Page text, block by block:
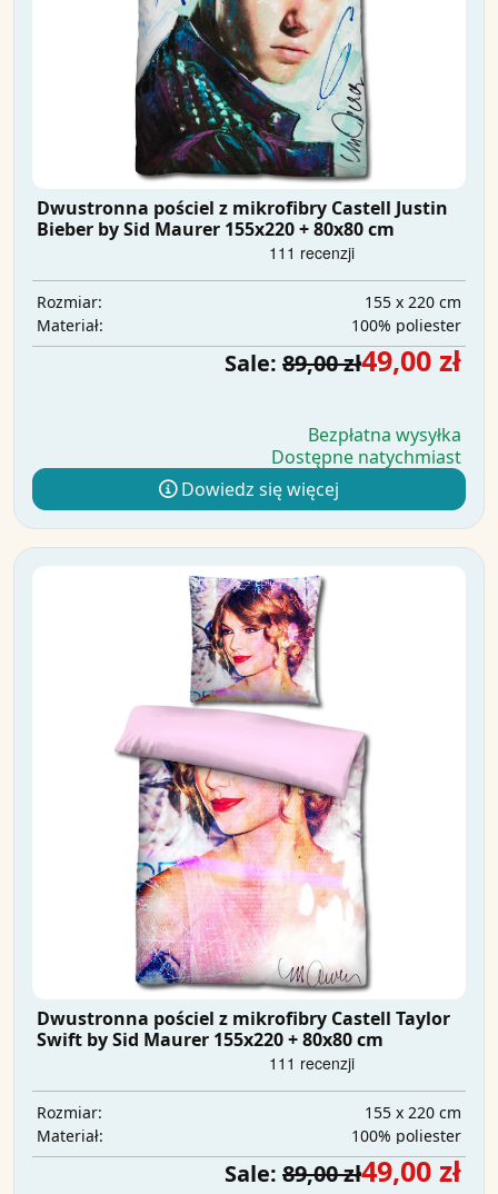
Dwustronna pościel z mikrofibry Castell Justin
Bieber by Sid Maurer 155x220 + 80x80 cm
Rozmiar:
155 x 220 cm
Materiał:
100% poliester
Sale: 89,00 zł49,00 zł
Bezpłatna wysyłka
Dostępne natychmiast
Dowiedz się więcej
Dwustronna pościel z mikrofibry Castell Taylor
Swift by Sid Maurer 155x220 + 80x80 cm
Rozmiar:
155 x 220 cm
Materiał:
100% poliester
Sale: 89,00 zł49,00 zł